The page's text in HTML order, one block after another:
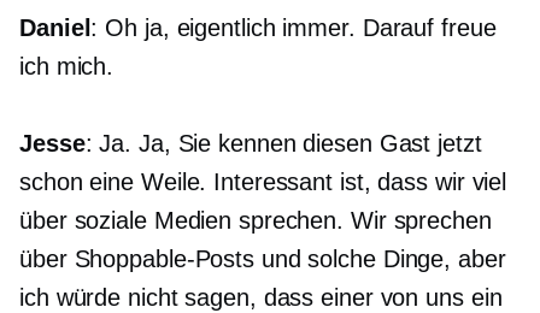
Daniel : Oh ja, eigentlich immer. Darauf freue
ich mich.
Jesse: Ja. Ja, Sie kennen diesen Gast jetzt
schon eine Weile. Interessant ist, dass wir viel
über soziale Medien sprechen. Wir sprechen
über Shoppable-Posts und solche Dinge, aber
ich würde nicht sagen, dass einer von uns ein